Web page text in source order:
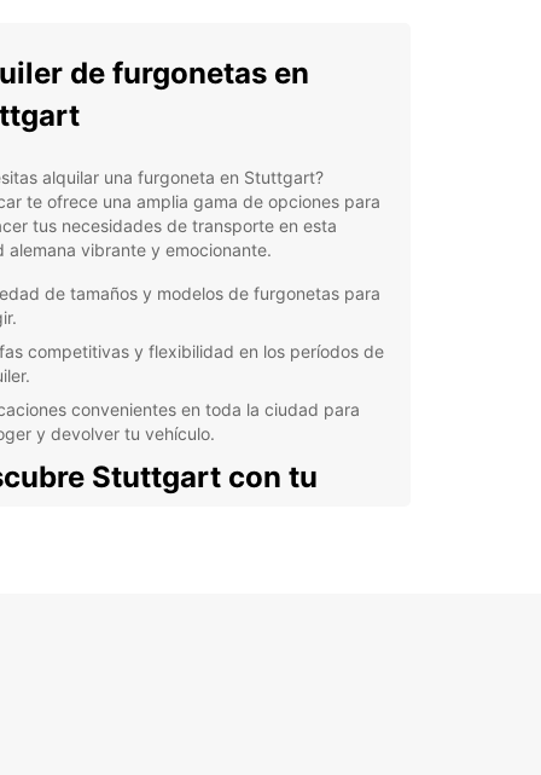
de furgonetas en
alquilar una furgoneta en Stuttgart?
te ofrece una amplia gama de opciones para
tus necesidades de transporte en esta
alemana vibrante y emocionante.
de tamaños y modelos de furgonetas para
competitivas y flexibilidad en los períodos de
convenientes en toda la ciudad para
y devolver tu vehículo.
Stuttgart con tu